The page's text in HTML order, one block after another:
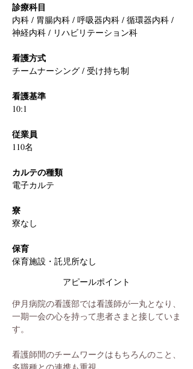
診療科目
内科 / 胃腸内科 / 呼吸器内科 / 循環器内科 /
神経内科 / リハビリテーション科
看護方式
チームナーシング / 受け持ち制
看護基準
10:1
従業員
110名
カルテの種類
電子カルテ
寮
寮なし
保育
保育施設・託児所なし
アピールポイント
伊月病院の看護部では看護師が一丸となり、
一期一会の心を持って患者さまと接していま
す。
看護師間のチームワークはもちろんのこと、